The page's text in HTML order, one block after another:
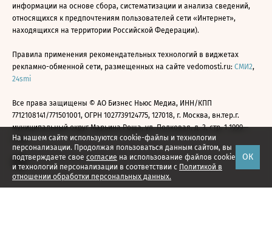
На нашем сайте используются cookie-файлы и технологии
персонализации. Продолжая пользоваться данным сайтом, вы
подтверждаете свое согласие на использование файлов cookie
и технологий персонализации в соответствии с Политикой в
отношении обработки персональных данных.
ОК
информации на основе сбора, систематизации и анализа сведений,
относящихся к предпочтениям пользователей сети «Интернет»,
находящихся на территории Российской Федерации).
Правила применения рекомендательных технологий в виджетах
рекламно-обменной сети, размещенных на сайте vedomosti.ru: СМИ2,
24smi
Все права защищены © АО Бизнес Ньюс Медиа, ИНН/КПП
7712108141/771501001, ОГРН 1027739124775, 127018, г. Москва, вн.тер.г.
муниципальный округ Марьина Роща, ул. Полковая, д. 3, стр. 1 1999—
2026